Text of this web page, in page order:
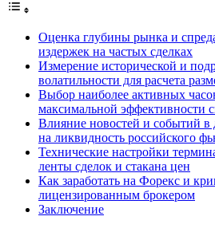
Оценка глубины рынка и
издержек на частых сделках
Измерение исторической и
волатильности для расчета
Выбор наиболее активных
максимальной эффективности
Влияние новостей и событий в
на ликвидность российского
Технические настройки
ленты сделок и стакана цен
Как заработать на Форекс и
лицензированным брокером
Заключение